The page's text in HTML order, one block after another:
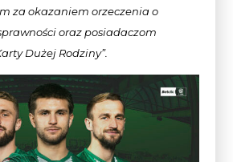
za okazaniem orzeczenia o
oraz posiadaczom
Dużej Rodziny”.